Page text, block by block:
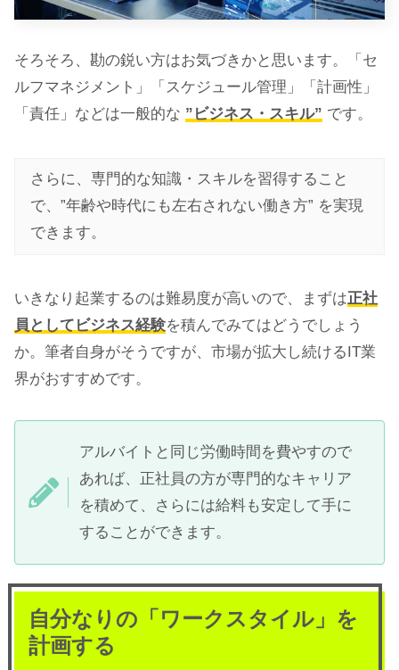
そろそろ、勘の鋭い方はお気づきかと思います。「セ
ルフマネジメント」「スケジュール管理」「計画性」
「責任」などは一般的な ”ビジネス・スキル” です。
さらに、専門的な知識・スキルを習得すること
で、”年齢や時代にも左右されない働き方” を実現
できます。
いきなり起業するのは難易度が高いので、まずは正社
員としてビジネス経験を積んでみてはどうでしょう
か。筆者自身がそうですが、市場が拡大し続けるIT業
界がおすすめです。
アルバイトと同じ労働時間を費やすので
あれば、正社員の方が専門的なキャリア
を積めて、さらには給料も安定して手に
することができます。
自分なりの「ワークスタイル」を
計画する